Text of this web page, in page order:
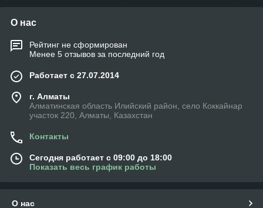
О нас
Рейтинг не сформирован
Менее 5 отзывов за последний год
Работает с 27.07.2014
г. Алматы
Алматинская область Илийский район, село Коккайнар
участок 220, Алматы, Казахстан
Контакты
Сегодня работает с 09:00 до 18:00
Показать весь график работы
О нас